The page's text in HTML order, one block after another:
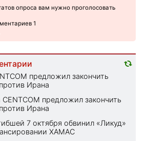
опроса вам нужно проголосовать
1
предложил закончить
Ирана
CENTCOM предложил закончить
Ирана
7 октября обвинил «Ликуд»
ХАМАС